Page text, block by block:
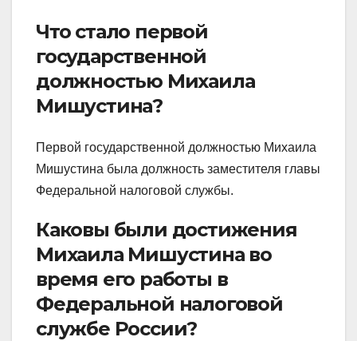
Что стало первой
государственной
должностью Михаила
Мишустина?
Первой государственной должностью Михаила
Мишустина была должность заместителя главы
Федеральной налоговой службы.
Каковы были достижения
Михаила Мишустина во
время его работы в
Федеральной налоговой
службе России?